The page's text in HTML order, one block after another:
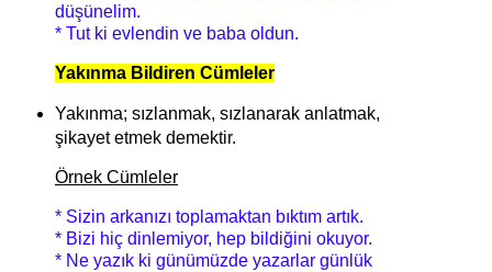
düşünelim.
* Tut ki evlendin ve baba oldun.
Yakınma Bildiren Cümleler
Yakınma; sızlanmak, sızlanarak anlatmak,
şikayet etmek demektir.
Örnek Cümleler
* Sizin arkanızı toplamaktan bıktım artık.
* Bizi hiç dinlemiyor, hep bildiğini okuyor.
* Ne yazık ki günümüzde yazarlar günlük